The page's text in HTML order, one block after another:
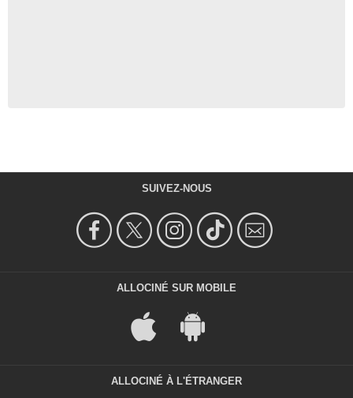
SUIVEZ-NOUS
ALLOCINÉ SUR MOBILE
ALLOCINÉ À L'ÉTRANGER